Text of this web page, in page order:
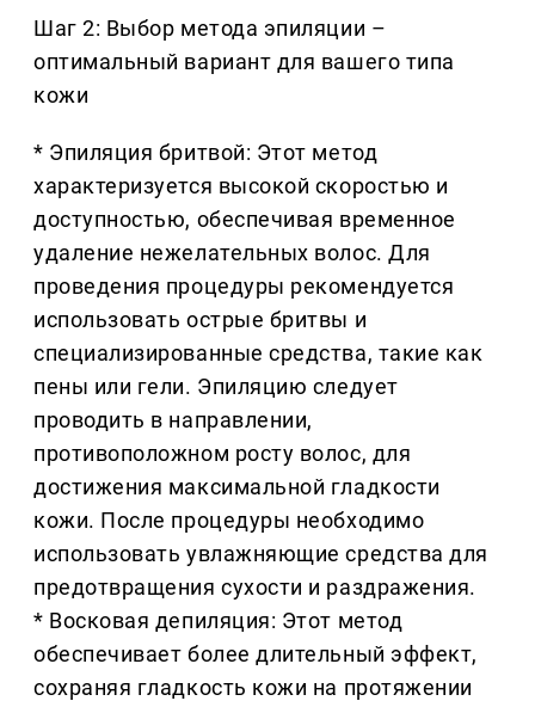
Шаг 2: Выбор метода эпиляции –
оптимальный вариант для вашего типа
кожи
* Эпиляция бритвой: Этот метод
характеризуется высокой скоростью и
доступностью, обеспечивая временное
удаление нежелательных волос. Для
проведения процедуры рекомендуется
использовать острые бритвы и
специализированные средства, такие как
пены или гели. Эпиляцию следует
проводить в направлении,
противоположном росту волос, для
достижения максимальной гладкости
кожи. После процедуры необходимо
использовать увлажняющие средства для
предотвращения сухости и раздражения.
* Восковая депиляция: Этот метод
обеспечивает более длительный эффект,
сохраняя гладкость кожи на протяжении